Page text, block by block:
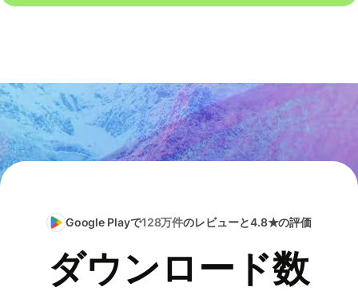
Google Playで128万件のレビューと4.8★の評価
ダウンロード数